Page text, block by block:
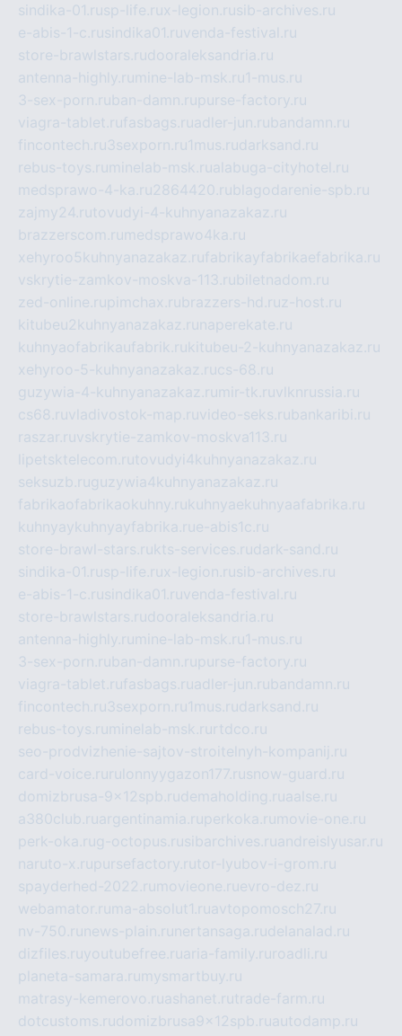
sindika-01.rusp-life.rux-legion.rusib-archives.ru
e-abis-1-c.rusindika01.ruvenda-festival.ru
store-brawlstars.rudooraleksandria.ru
antenna-highly.ru mine-lab-msk.ru1-mus.ru
3-sex-porn.ruban-damn.rupurse-factory.ru
viagra-tablet.rufasbags.ruadler-jun.rubandamn.ru
fincontech.ru3sexporn.ru1mus.rudarksand.ru
rebus-toys.ru minelab-msk.rualabuga-cityhotel.ru
medsprawo-4-ka.ru2864420.rublagodarenie-spb.ru
zajmy24.rutovudyi-4-kuhnyanazakaz.ru
brazzerscom.ru medsprawo4ka.ru
xehyroo5kuhnyanazakaz.rufabrikayfabrikaefabrika.ru
vskrytie-zamkov-moskva-113.rubiletnadom.ru
zed-online.rupimchax.rubrazzers-hd.ruz-host.ru
kitubeu2kuhnyanazakaz.ru naperekate.ru
kuhnyaofabrikaufabrik.rukitubeu-2-kuhnyanazakaz.ru
xehyroo-5-kuhnyanazakaz.rucs-68.ru
guzywia-4-kuhnyanazakaz.ru mir-tk.ruvlknrussia.ru
cs68.ruvladivostok-map.ruvideo-seks.rubankaribi.ru
raszar.ruvskrytie-zamkov-moskva113.ru
lipetsktelecom.rutovudyi4kuhnyanazakaz.ru
seksuzb.ruguzywia4kuhnyanazakaz.ru
fabrikaofabrikaokuhny.rukuhnyaekuhnyaafabrika.ru
kuhnyaykuhnyayfabrika.rue-abis1c.ru
store-brawl-stars.rukts-services.rudark-sand.ru
sindika-01.rusp-life.rux-legion.rusib-archives.ru
e-abis-1-c.rusindika01.ruvenda-festival.ru
store-brawlstars.rudooraleksandria.ru
antenna-highly.ru mine-lab-msk.ru1-mus.ru
3-sex-porn.ruban-damn.rupurse-factory.ru
viagra-tablet.rufasbags.ruadler-jun.rubandamn.ru
fincontech.ru3sexporn.ru1mus.rudarksand.ru
rebus-toys.ru minelab-msk.ru rtdco.ru
seo-prodvizhenie-sajtov-stroitelnyh-kompanij.ru
card-voice.ru rulonnyygazon177.rusnow-guard.ru
domizbrusa-9x12spb.rudemaholding.ruaalse.ru
a380club.ruargentinamia.ruperkoka.ru movie-one.ru
perk-oka.rug-octopus.rusibarchives.ruandreislyusar.ru
naruto-x.rupursefactory.rutor-lyubov-i-grom.ru
spayderhed-2022.ru movieone.ruevro-dez.ru
webamator.ru ma-absolut1.ruavtopomosch27.ru
nv-750.ru news-plain.ru nertansaga.rudelanalad.ru
dizfiles.ruyoutubefree.ruaria-family.ru roadli.ru
planeta-samara.ru mysmartbuy.ru
matrasy-kemerovo.ruashanet.rutrade-farm.ru
dotcustoms.rudomizbrusa9x12spb.ruautodamp.ru